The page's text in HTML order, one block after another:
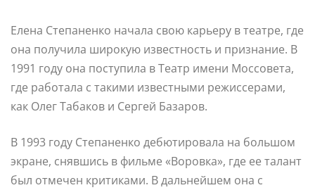
Елена Степаненко начала свою карьеру в театре, где
она получила широкую известность и признание. В
1991 году она поступила в Театр имени Моссовета,
где работала с такими известными режиссерами,
как Олег Табаков и Сергей Базаров.
В 1993 году Степаненко дебютировала на большом
экране, снявшись в фильме «Воровка», где ее талант
был отмечен критиками. В дальнейшем она с